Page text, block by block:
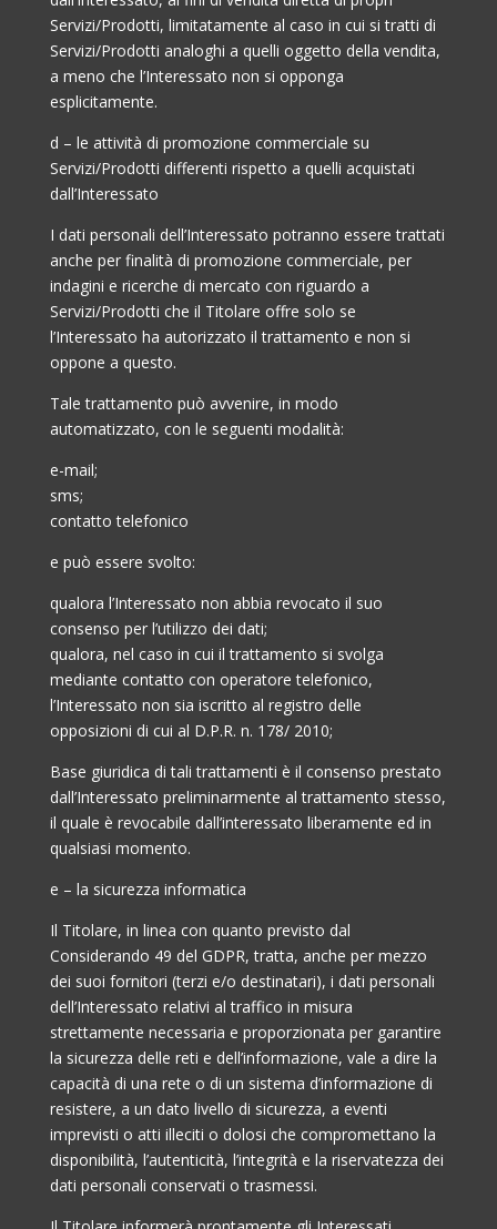
Servizi/Prodotti, limitatamente al caso in cui si tratti di
Servizi/Prodotti analoghi a quelli oggetto della vendita,
a meno che l’Interessato non si opponga
esplicitamente.
d – le attività di promozione commerciale su
Servizi/Prodotti differenti rispetto a quelli acquistati
dall’Interessato
I dati personali dell’Interessato potranno essere trattati
anche per finalità di promozione commerciale, per
indagini e ricerche di mercato con riguardo a
Servizi/Prodotti che il Titolare offre solo se
l’Interessato ha autorizzato il trattamento e non si
oppone a questo.
Tale trattamento può avvenire, in modo
automatizzato, con le seguenti modalità:
e-mail;
sms;
contatto telefonico
e può essere svolto:
qualora l’Interessato non abbia revocato il suo
consenso per l’utilizzo dei dati;
qualora, nel caso in cui il trattamento si svolga
mediante contatto con operatore telefonico,
l’Interessato non sia iscritto al registro delle
opposizioni di cui al D.P.R. n. 178/ 2010;
Base giuridica di tali trattamenti è il consenso prestato
dall’Interessato preliminarmente al trattamento stesso,
il quale è revocabile dall’interessato liberamente ed in
qualsiasi momento.
e – la sicurezza informatica
Il Titolare, in linea con quanto previsto dal
Considerando 49 del GDPR, tratta, anche per mezzo
dei suoi fornitori (terzi e/o destinatari), i dati personali
dell’Interessato relativi al traffico in misura
strettamente necessaria e proporzionata per garantire
la sicurezza delle reti e dell’informazione, vale a dire la
capacità di una rete o di un sistema d’informazione di
resistere, a un dato livello di sicurezza, a eventi
imprevisti o atti illeciti o dolosi che compromettano la
disponibilità, l’autenticità, l’integrità e la riservatezza dei
dati personali conservati o trasmessi.